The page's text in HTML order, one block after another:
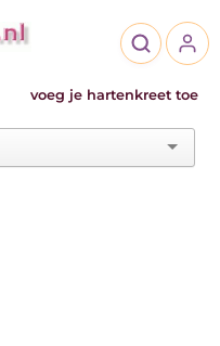
voeg je hartenkreet toe